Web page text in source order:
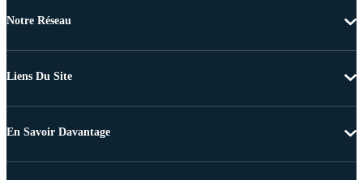
Notre Réseau
Liens Du Site
En Savoir Davantage